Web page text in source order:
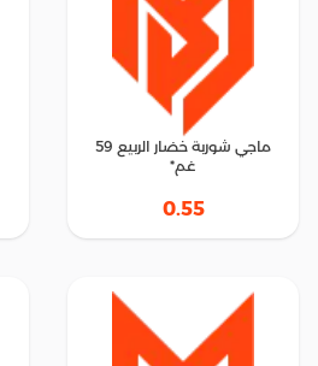
ماجي شوربة خضار الربيع 59
غم*
0.55